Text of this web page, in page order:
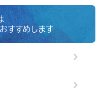
すすめします